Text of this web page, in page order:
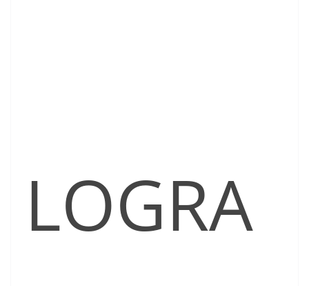
LOGRA